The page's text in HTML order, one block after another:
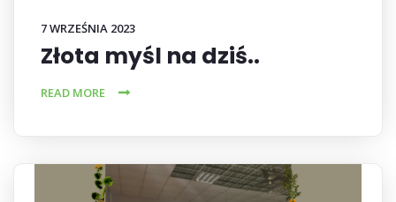
7 WRZEŚNIA 2023
Złota myśl na dziś..
READ MORE